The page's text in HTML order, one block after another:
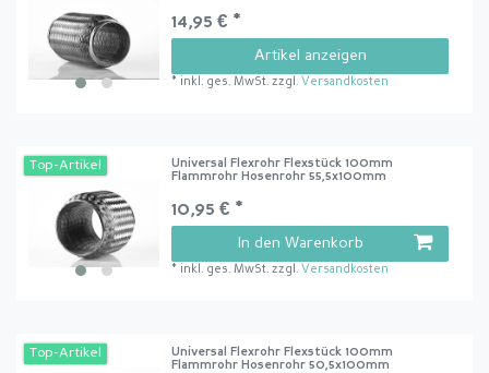
14,95 € *
Artikel anzeigen
* inkl. ges. MwSt. zzgl. Versandkosten
Top-Artikel
Universal Flexrohr Flexstück 100mm
Flammrohr Hosenrohr 55,5x100mm
10,95 € *
In den Warenkorb
* inkl. ges. MwSt. zzgl. Versandkosten
Top-Artikel
Universal Flexrohr Flexstück 100mm
Flammrohr Hosenrohr 50,5x100mm